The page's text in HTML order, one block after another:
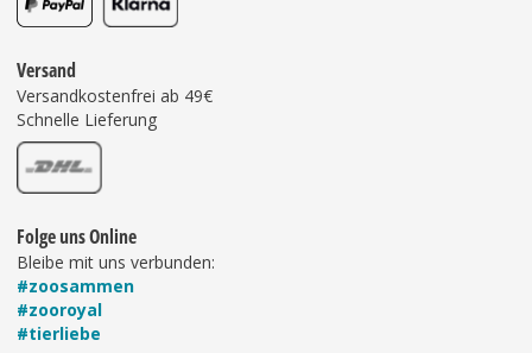
Versand
Versandkostenfrei ab 49€
Schnelle Lieferung
Folge uns Online
Bleibe mit uns verbunden:
#zoosammen
#zooroyal
#tierliebe